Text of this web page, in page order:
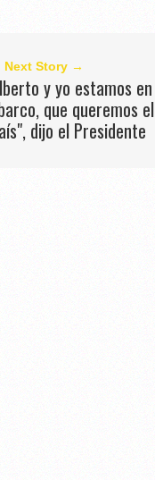
Next Story →
y yo estamos en
que queremos el
dijo el Presidente